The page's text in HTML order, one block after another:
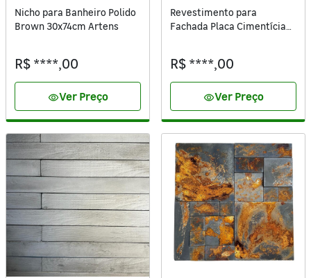
Nicho para Banheiro Polido
Brown 30x74cm Artens
R$ ****,00
visibilityVer Preço
Revestimento para
Fachada Placa Cimentícia
R$ ****,00
visibilityVer Preço